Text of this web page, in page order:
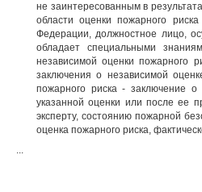
не заинтересованным в
области оценки пожарного
Федерации, должностное лицо,
обладает специальными
независимой оценки пожарного
заключения о независимой
пожарного риска - заключение
указанной оценки или после ее
эксперту, состоянию пожарной
оценка пожарного риска,
...